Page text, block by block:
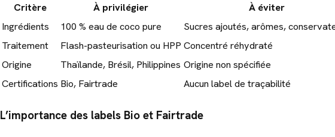
Critère À privilégier
À éviter
Ingrédients
100 % eau de coco pure
Sucres ajoutés, arômes,
Traitement
Flash-pasteurisation ou HPP Concentré réhydraté
Origine
Thaïlande, Brésil, Philippines Origine non spécifiée
Certifications Bio, Fairtrade Aucun label de traçabilité
L’importance des labels Bio et Fairtrade